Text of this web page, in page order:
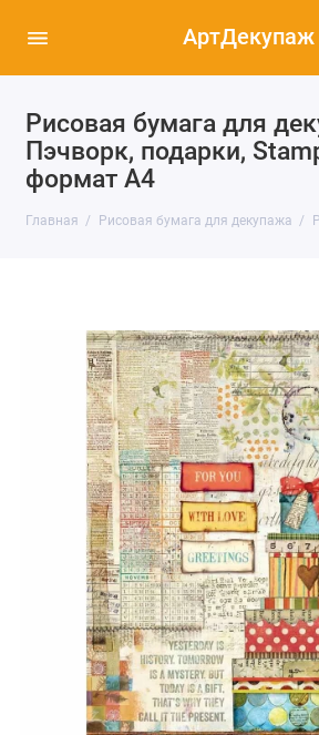
АртДекупаж
Рисовая бумага для
Пэчворк, подарки,
формат А4
Главная Рисовая бумага для декупажа